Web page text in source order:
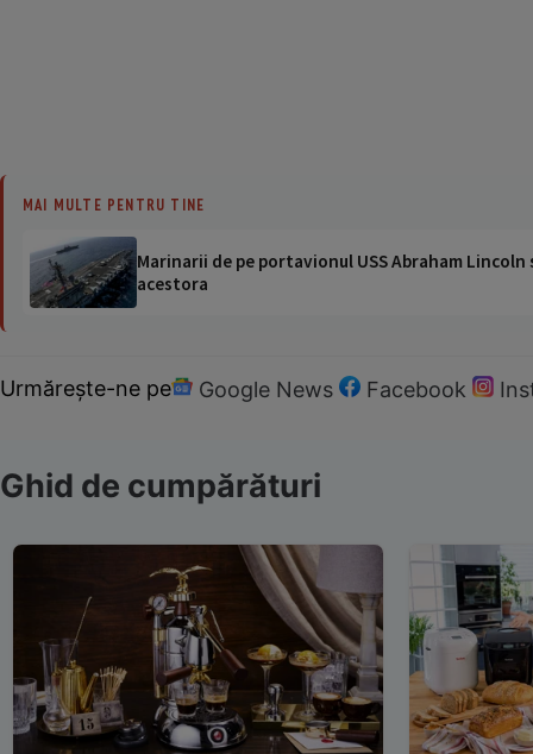
MAI MULTE PENTRU TINE
Marinarii de pe portavionul USS Abraham
acestora
Urmărește-ne pe Google News Facebook
Ghid de cumpărături